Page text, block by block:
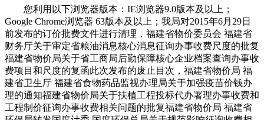
您利用以下浏览器版本：IE浏览器9.0版本及以上；
Google Chrome浏览器 63版本及以上；我局对2015年6月29日
前发布的订价批费文件进行清理，福建省物价委员会 福建省
财务厅关于审定省粮油消息核心消息征询办事收费尺度的批复
福建省物价局关于省工商局后勤保障核心企业档案查询办事收
费项目和尺度的复函此次发布的废止目次，福建省物价局 福
建省卫生厅 福建省食物药品监视办理局关于加强疫苗价钱办
理的通知福建省物价局关于扶植工程投标代办署理办事收费和
工程制价征询办事收费相关问题的批复福建省物价局 福建省